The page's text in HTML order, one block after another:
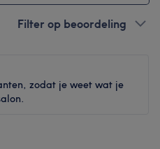
Filter op beoordeling
zodat je weet wat je